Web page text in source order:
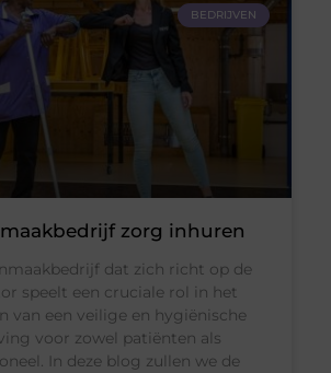
BEDRIJVEN
zorg inhuren
dat zich richt op de
speelt een cruciale rol in het
van een veilige en hygiënische
voor zowel patiënten als
In deze blog zullen we de